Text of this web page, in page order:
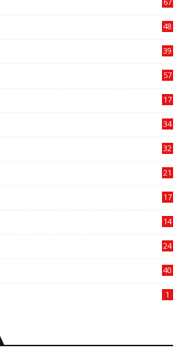
48
39
57
17
34
32
21
17
14
24
40
1